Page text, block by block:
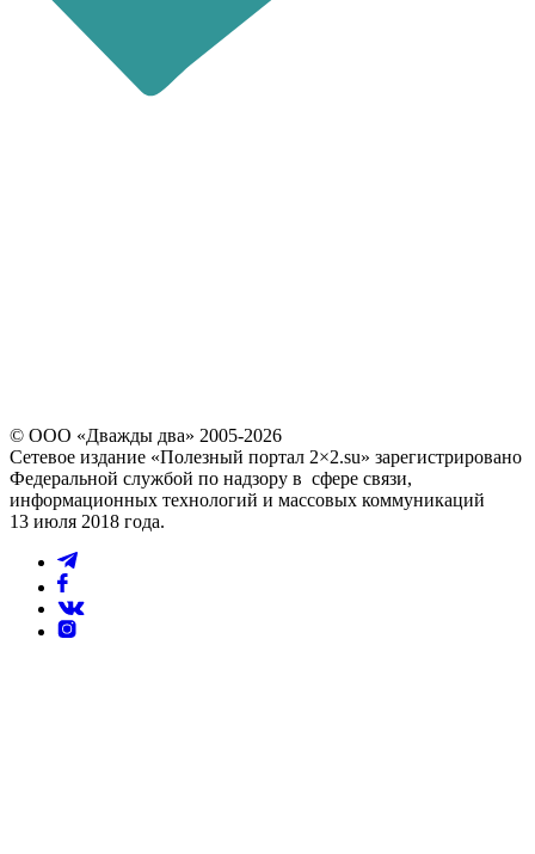
© ООО «Дважды два» 2005-2026
Сетевое издание «Полезный портал 2×2.su» зарегистрировано
Федеральной службой по надзору в сфере связи,
информационных технологий и массовых коммуникаций
13 июля 2018 года.